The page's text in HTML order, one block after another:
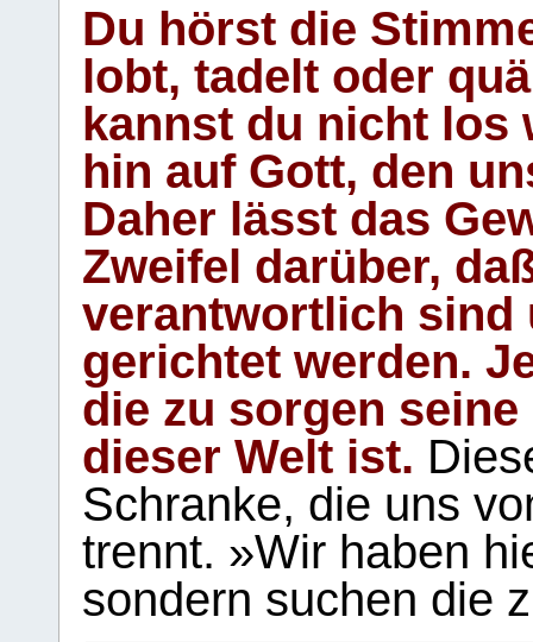
Du hörst die
lobt, tadelt oder
kannst du nicht los
hin auf Gott, den
Daher lässt das
Zweifel darüber,
verantwortlich sind
gerichtet werden.
die zu sorgen
dieser Welt ist.
Schranke, die uns
trennt. »Wir haben
sondern suchen die